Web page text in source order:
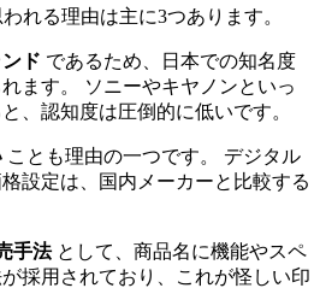
れる理由は主に3つあります。
ド であるため、日本での知名度
ます。 ソニーやキヤノンといっ
、認知度は圧倒的に低いです。
ことも理由の一つです。 デジタル
設定は、国内メーカーと比較する
手法として、商品名に機能やスペ
採用されており、これが怪しい印